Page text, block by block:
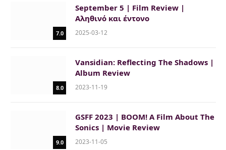
7.0
September 5 | Film Review |
Αληθινό και έντονο
2025-03-12
8.0
Vansidian: Reflecting The Shadows |
Album Review
2023-11-19
9.0
GSFF 2023 | BOOM! A Film About The
Sonics | Movie Review
2023-11-05